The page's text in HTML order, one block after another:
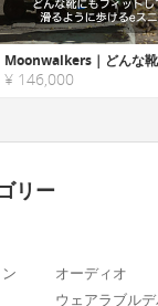
¥ 146,000
リー
オーディオ
ウェアラブル